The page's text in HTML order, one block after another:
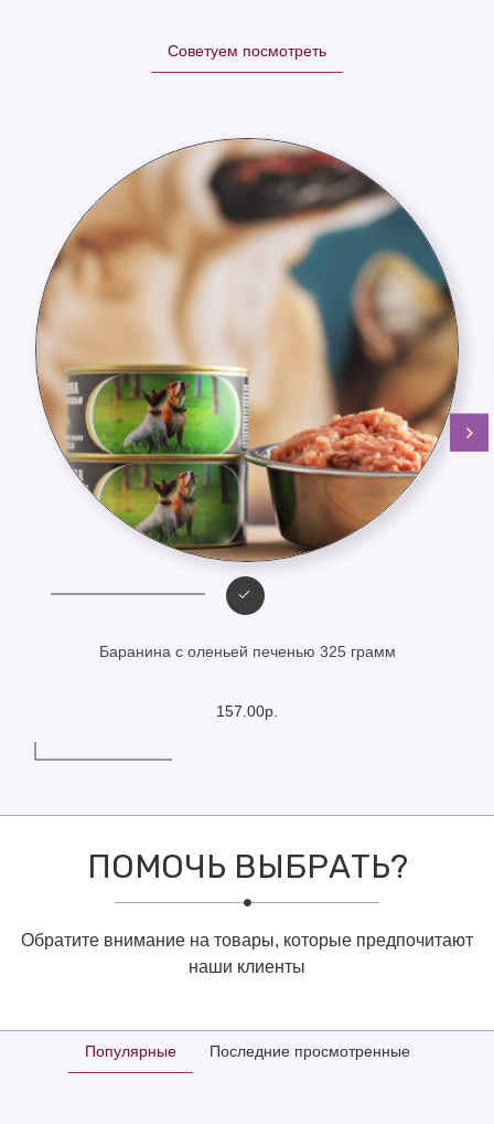
Советуем посмотреть
Баранина с оленьей печенью 325 грамм
157.00р.
ПОМОЧЬ ВЫБРАТЬ?
Обратите внимание на товары, которые предпочитают
наши клиенты
Популярные Последние просмотренные